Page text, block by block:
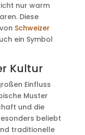
nur warm
Diese
Schweizer
ein Symbol
Kultur
Einfluss
Muster
und die
beliebt
traditionelle